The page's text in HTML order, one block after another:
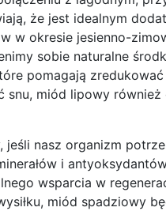
że jest idealnym
w okresie jesienno-
sobie naturalne
pomagają
snu, miód lipowy również
jeśli nasz organizm
i
wsparcia w
miód spadziowy